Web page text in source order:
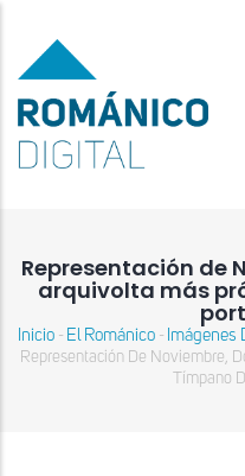
contenido
principal
Representación de
arquivolta más
Sobrescribir
Inicio - El Románico - Imágenes
Representación De Noviembre,
Tímpano